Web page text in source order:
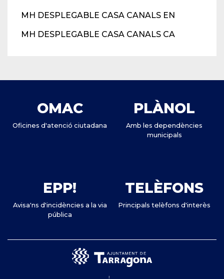
MH DESPLEGABLE CASA CANALS EN
MH DESPLEGABLE CASA CANALS CA
OMAC
Oficines d'atenció ciutadana
PLÀNOL
Amb les dependències
municipals
EPP!
Avisa'ns d'incidències a la via
pública
TELÈFONS
Principals telèfons d'interès